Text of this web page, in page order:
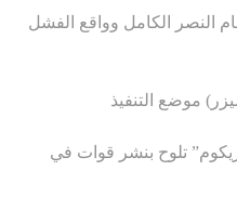
النصر الكامل وواقع الفشل
موضع التنفيذ
تلوح بنشر قوات في